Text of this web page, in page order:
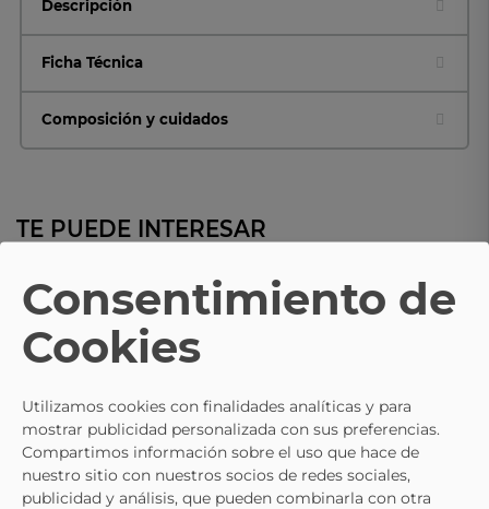
Descripción
Ficha Técnica
Composición y cuidados
TE PUEDE INTERESAR
NEW BALANCE
Zapatillas NEW BALANCE 327
Blancas Y Azul Marinas Ws327kb
NEW BALANCE
Consentimiento de
Cookies
Utilizamos cookies con finalidades analíticas y para
mostrar publicidad personalizada con sus preferencias.
Compartimos información sobre el uso que hace de
nuestro sitio con nuestros socios de redes sociales,
publicidad y análisis, que pueden combinarla con otra